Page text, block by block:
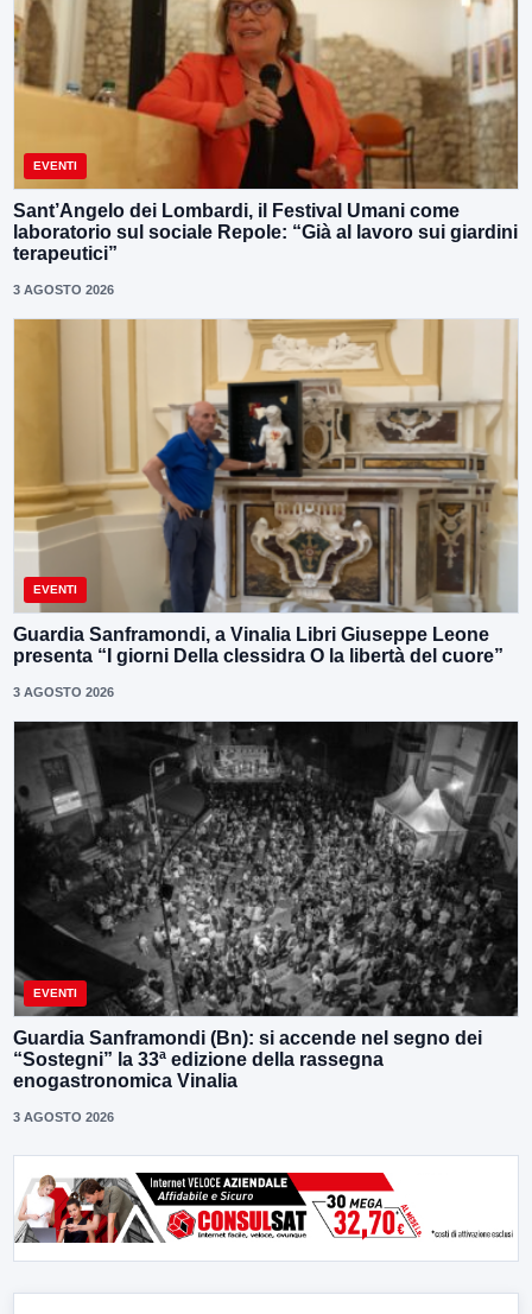
EVENTI
Sant’Angelo dei Lombardi, il Festival Umani come
laboratorio sul sociale Repole: “Già al lavoro sui giardini
terapeutici”
3 AGOSTO 2026
EVENTI
Guardia Sanframondi, a Vinalia Libri Giuseppe Leone
presenta “I giorni Della clessidra O la libertà del cuore”
3 AGOSTO 2026
EVENTI
Guardia Sanframondi (Bn): si accende nel segno dei
“Sostegni” la 33ª edizione della rassegna
enogastronomica Vinalia
3 AGOSTO 2026